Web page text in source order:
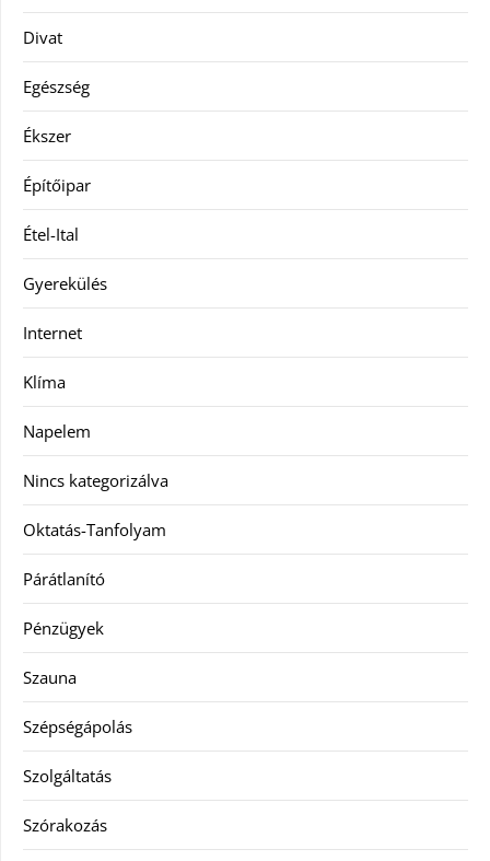
Divat
Egészség
Ékszer
Építőipar
Étel-Ital
Gyerekülés
Internet
Klíma
Napelem
Nincs kategorizálva
Oktatás-Tanfolyam
Párátlanító
Pénzügyek
Szauna
Szépségápolás
Szolgáltatás
Szórakozás